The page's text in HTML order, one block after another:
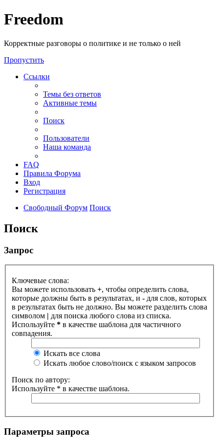
Freedom
Корректные разговоры о политике и не только о ней
Пропустить
Ссылки
Темы без ответов
Активные темы
Поиск
Пользователи
Наша команда
FAQ
Правила Форума
Вход
Регистрация
Свободный Форум Поиск
Поиск
Запрос
Ключевые слова:
Вы можете использовать +, чтобы определить слова,
которые должны быть в результатах, и - для слов, которых
в результатах быть не должно. Вы можете разделить слова
символом | для поиска любого слова из списка.
Используйте * в качестве шаблона для частичного
совпадения.
Искать все слова
Искать любое слово/поиск с языком запросов
Поиск по автору:
Используйте * в качестве шаблона.
Параметры запроса